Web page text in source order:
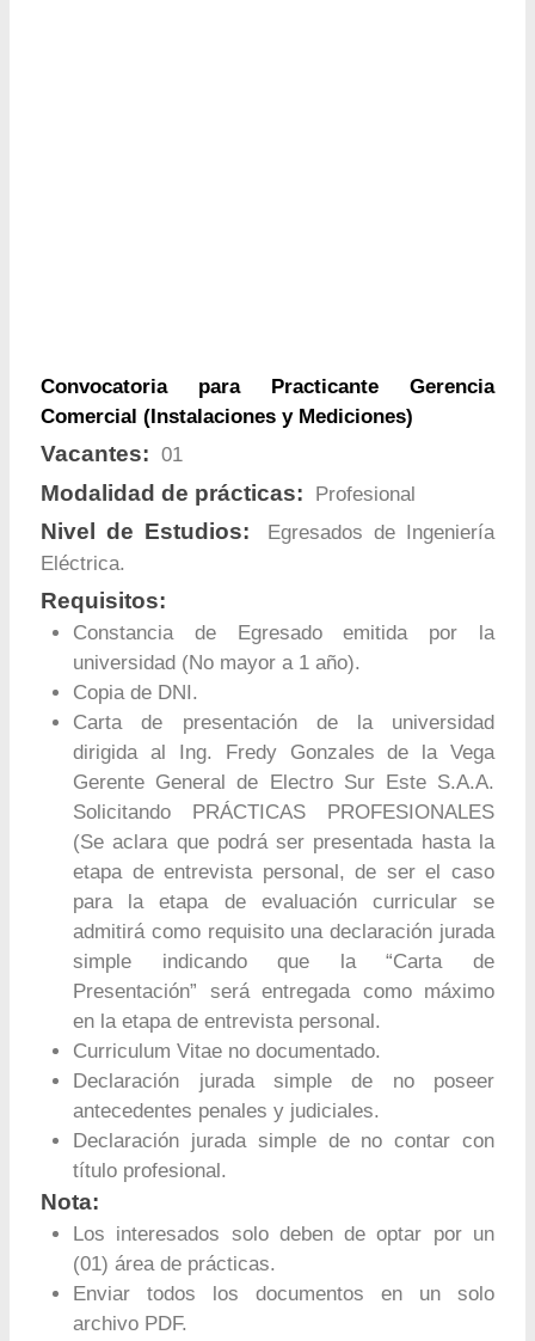
Convocatoria para Practicante Gerencia
Comercial (Instalaciones y Mediciones)
Vacantes: 01
Modalidad de prácticas: Profesional
Nivel de Estudios:
Egresados de Ingeniería
Eléctrica.
Requisitos:
Constancia de Egresado emitida por la
universidad (No mayor a 1 año).
Copia de DNI.
Carta de presentación de la universidad
dirigida al Ing. Fredy Gonzales de la Vega
Gerente General de Electro Sur Este S.A.A.
Solicitando PRÁCTICAS PROFESIONALES
(Se aclara que podrá ser presentada hasta la
etapa de entrevista personal, de ser el caso
para la etapa de evaluación curricular se
admitirá como requisito una declaración jurada
simple indicando que la “Carta de
Presentación” será entregada como máximo
en la etapa de entrevista personal.
Curriculum Vitae no documentado.
Declaración jurada simple de no poseer
antecedentes penales y judiciales.
Declaración jurada simple de no contar con
título profesional.
Nota:
Los interesados solo deben de optar por un
(01) área de prácticas.
Enviar todos los documentos en un solo
archivo PDF.